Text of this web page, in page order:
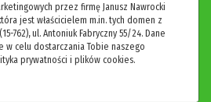
przez firmę Janusz Nawrocki
jest właścicielem m.in. tych domen z
762), ul. Antoniuk Fabryczny 55/24. Dane
w celu dostarczania Tobie naszego
prywatności i plików cookies.